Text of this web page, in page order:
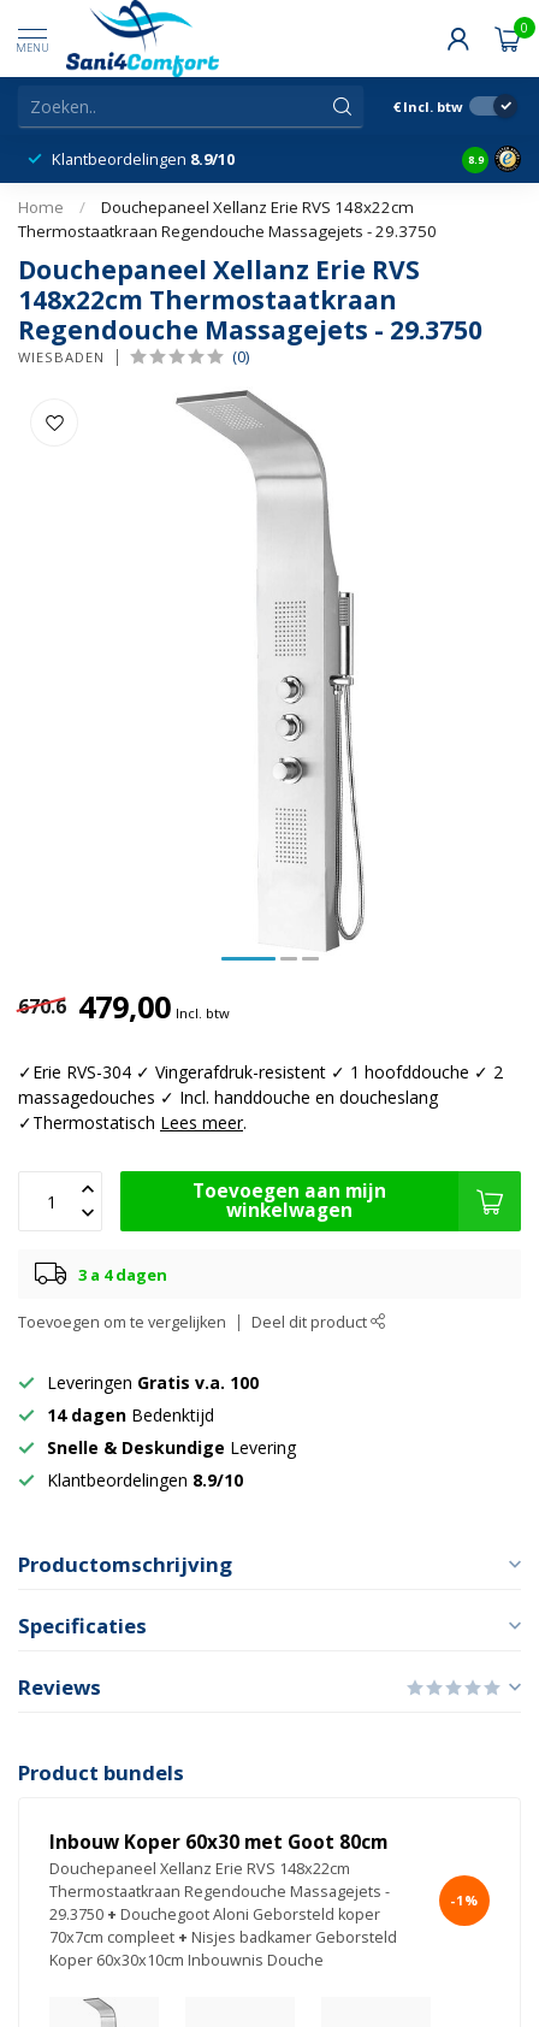
MENU
0
€ Incl. btw
Klantbeordelingen 8.9/10 8.9
Home /
Douchepaneel Xellanz Erie RVS 148x22cm
Thermostaatkraan Regendouche Massagejets - 29.3750
Douchepaneel Xellanz Erie RVS
148x22cm Thermostaatkraan
Regendouche Massagejets - 29.3750
WIESBADEN (0)
670.6 479,00 Incl. btw
✓Erie RVS-304 ✓ Vingerafdruk-resistent ✓ 1 hoofddouche ✓ 2
massagedouches ✓ Incl. handdouche en doucheslang
✓Thermostatisch Lees meer.
Toevoegen aan mijn
winkelwagen
3 a 4 dagen
Toevoegen om te vergelijken Deel dit product
Leveringen Gratis v.a. 100
14 dagen Bedenktijd
Snelle & Deskundige Levering
Klantbeordelingen 8.9/10
Productomschrijving
Specificaties
Reviews
Product bundels
Inbouw Koper 60x30 met Goot 80cm
Douchepaneel Xellanz Erie RVS 148x22cm
Thermostaatkraan Regendouche Massagejets -
29.3750 + Douchegoot Aloni Geborsteld koper
70x7cm compleet + Nisjes badkamer Geborsteld
Koper 60x30x10cm Inbouwnis Douche
-1%